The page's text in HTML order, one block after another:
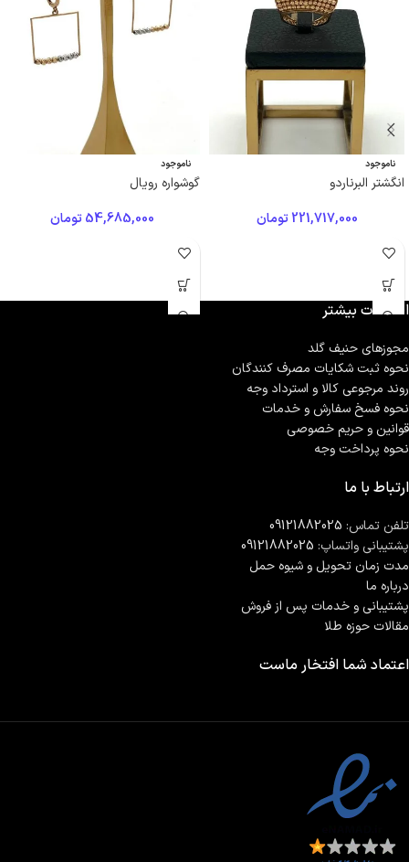
ناموجود
انگشتر البرناردو
221,717,000 تومان
ناموجود
گوشواره رویال
54,685,000تومان
اطلاعات بیشتر
مجوزهای حنیف گلد
نحوه ثبت شكايات مصرف كنندگان
روند مرجوعی کالا و استرداد وجه
نحوه فسخ سفارش و خدمات
قوانین و حریم خصوصی
نحوه پرداخت وجه
ارتباط با ما
تلفن تماس: 09121882025
پشتیبانی واتساپ: 09121882025
مدت زمان تحويل و شیوه حمل
درباره ما
پشتیبانی و خدمات پس از فروش
مقالات حوزه طلا
اعتماد شما افتخار ماست